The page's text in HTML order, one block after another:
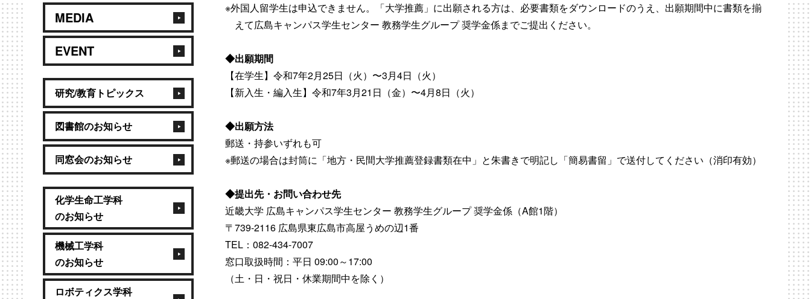
MEDIA
EVENT
研究/教育トピックス
図書館のお知らせ
同窓会のお知らせ
化学生命工学科
のお知らせ
機械工学科
のお知らせ
ロボティクス学科
※外国人留学生は申込できません。「大学推薦」に出願される方は、必要書類をダウンロードのうえ、出願期間中に書類を揃
えて広島キャンパス学生センター 教務学生グループ 奨学金係までご提出ください。
◆出願期間
【在学生】令和7年2⽉25⽇（火）〜3⽉4⽇（火）
【新入生・編入生】令和7年3⽉21⽇（⾦）〜4⽉8⽇（⽕）
◆出願方法
郵送・持参いずれも可
※郵送の場合は封筒に「地方・民間大学推薦登録書類在中」と朱書きで明記し「簡易書留」で送付してください（消印有効）
◆提出先・お問い合わせ先
近畿大学 広島キャンパス学生センター 教務学生グループ 奨学金係（A館1階）
〒739-2116 広島県東広島市高屋うめの辺1番
TEL：082-434-7007
窓口取扱時間：平日 09:00～17:00
（土・日・祝日・休業期間中を除く）